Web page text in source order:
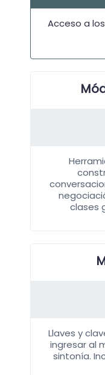
Acceso a
clases
Llaves y
ingresar al
sintonía.